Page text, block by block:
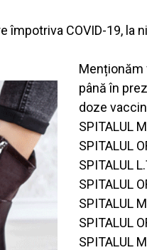
împotriva COVID-19,
Menționăm
până în
doze
SPITALUL
SPITALUL
SPITALUL
SPITALUL
SPITALUL
SPITALUL
SPITALUL